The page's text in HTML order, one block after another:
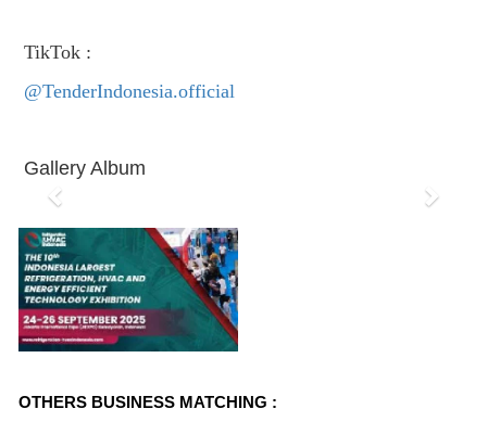
OTHERS BUSINESS MATCHING :
TikTok :
@TenderIndonesia.official
Gallery Album
P
r
e
v
i
u
N